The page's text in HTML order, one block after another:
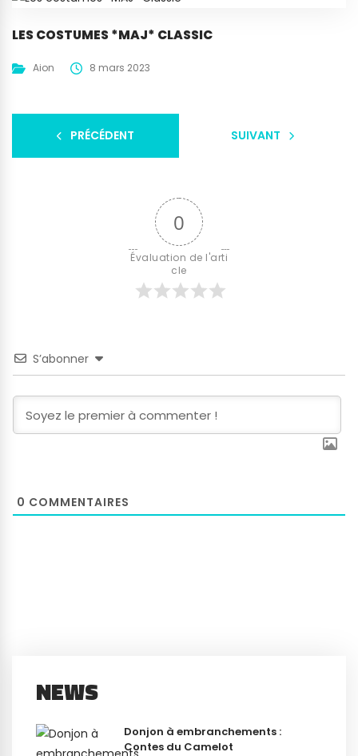
LES COSTUMES *MAJ* CLASSIC
Aion 8 mars 2023
PRÉCÉDENT SUIVANT
0
Évaluation de l'arti
cle
S’abonner
0 COMMENTAIRES
NEWS
Donjon à embranchements :
Contes du Camelot